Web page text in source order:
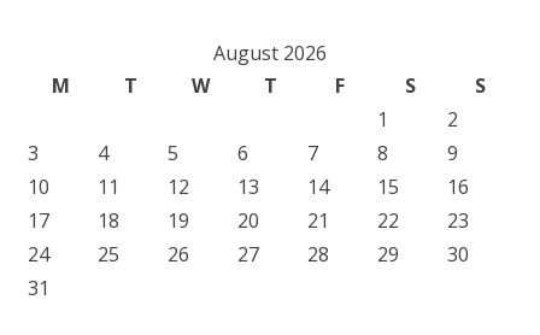
August 2026
M
T W T F S
S
1
2
3
4 5 6 7 8
9
10
11 12 13 14 15
16
17
18 19 20 21 22
23
24
25 26 27 28 29
30
31